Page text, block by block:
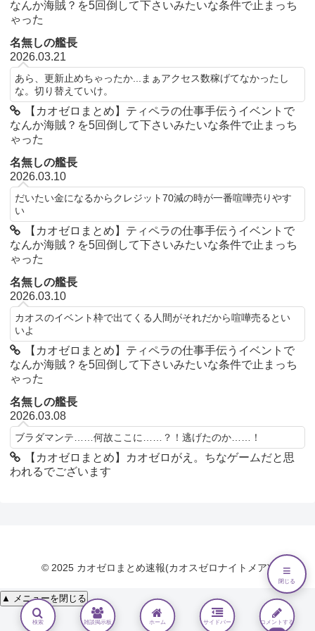
なんか海賊？を5回倒して下さいみたいな条件で止まっち
ゃった
名無しの艦長
2026.03.21
あら、更新止めちゃったか...まぁアクセス数稼げてなかったし
な。切り替えていけ。
【カオゼロまとめ】ティペラの仕事手伝うイベントで
なんか海賊？を5回倒して下さいみたいな条件で止まっち
ゃった
名無しの艦長
2026.03.10
だいたい金になるからクレジット70減の時が一番喧嘩売りやす
い
【カオゼロまとめ】ティペラの仕事手伝うイベントで
なんか海賊？を5回倒して下さいみたいな条件で止まっち
ゃった
名無しの艦長
2026.03.10
カオスのイベント枠で出てくる人間がそれだから喧嘩売るとい
いよ
【カオゼロまとめ】ティペラの仕事手伝うイベントで
なんか海賊？を5回倒して下さいみたいな条件で止まっち
ゃった
名無しの艦長
2026.03.08
ブラダマンテ……何故ここに……？！逃げたのか……！
【カオゼロまとめ】カオゼロがえ。ちなゲームだと思
われるでございます
© 2025 カオゼロまとめ速報(カオスゼロナイトメア).
▲ メニューを閉じる
検索 雑談掲示板 ホーム サイドバー コメントする
≡
閉じる